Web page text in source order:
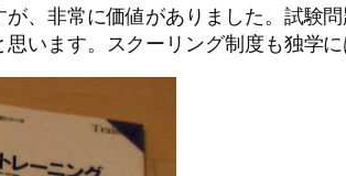
、非常に価値がありました。試験
います。スクーリング制度も独学